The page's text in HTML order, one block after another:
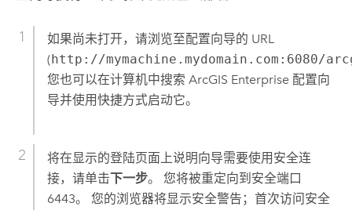
如果尚未打开，请浏览至配置向导的 URL
( http://mymachine.mydomain.com:6080/
您也可以在计算机中搜索 ArcGIS Enterprise配置向
导并使用快捷方式启动它。
将在显示的登陆页面上说明向导需要使用安全连
接，请单击下一步。 您将被重定向到安全端口
6443。 您的浏览器将显示安全警告；首次访问安全